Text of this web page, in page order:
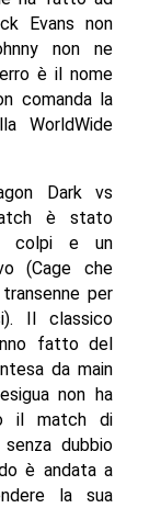
Evans non
non ne
è il nome
comanda la
WorldWide
Dark vs
è stato
colpi e un
(Cage che
per
Il classico
fatto del
da main
non ha
il match di
dubbio
è andata a
la sua